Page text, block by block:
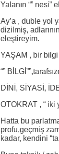
Yalanın “” nesi”
Ay’a , duble yol
dizilmiş,
eleştireyim.
YAŞAM , bir
“”
DİNİ, SİYASİ,
OTOKRAT , “ iki
Hatta bu
profu,geçmiş
kadar, kendini